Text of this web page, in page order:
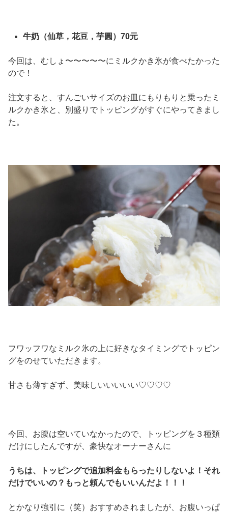
牛奶（仙草，花豆，芋圓）70元
今回は、むしょ〜〜〜〜〜にミルクかき氷が食べたかった
ので！
注文すると、すんごいサイズのお皿にもりもりと乗ったミ
ルクかき氷と、別盛りでトッピングがすぐにやってきまし
た。
フワッフワなミルク氷の上に好きなタイミングでトッピン
グをのせていただきます。
甘さも薄すぎず、美味しいいいいい♡♡♡♡
今回、お腹は空いていなかったので、トッピングを３種類
だけにしたんですが、豪快なオーナーさんに
うちは、トッピングで追加料金もらったりしないよ！ それ
だけでいいの？もっと頼んでもいいんだよ！！！
とかなり強引に（笑）おすすめされましたが、お腹いっぱ